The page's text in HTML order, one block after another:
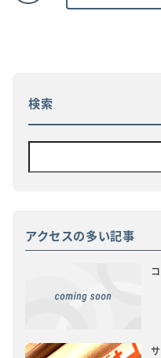
検索
アクセスの多い記事